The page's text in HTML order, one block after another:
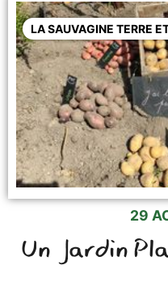
LA SAUVAGINE TERRE
29
Un Jardin